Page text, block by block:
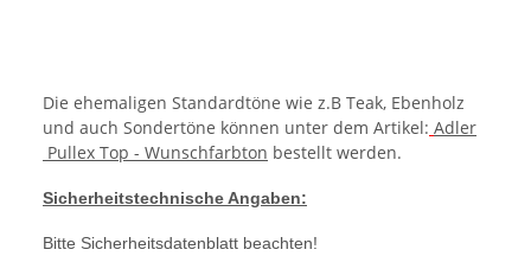
Die ehemaligen Standardtöne wie z.B Teak, Ebenholz
und auch Sondertöne können unter dem Artikel: Adler
Pullex Top - Wunschfarbton bestellt werden.
Sicherheitstechnische Angaben:
Bitte Sicherheitsdatenblatt beachten!